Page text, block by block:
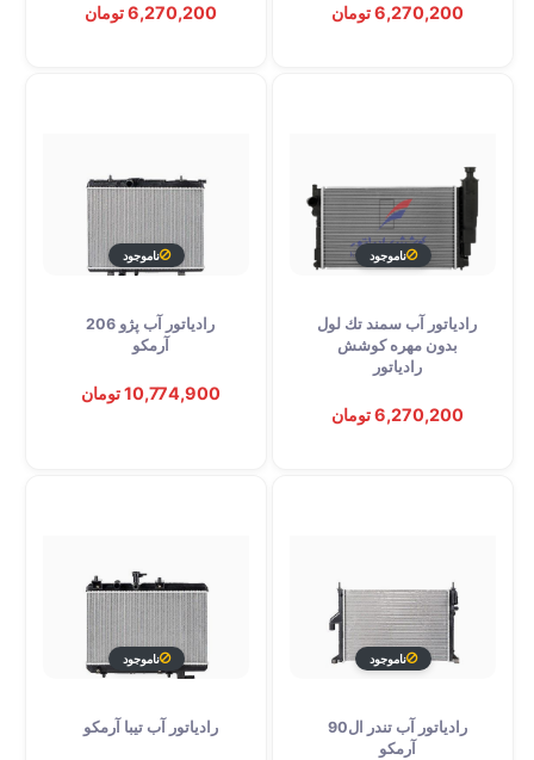
6,270,200 تومان 6,270,200 تومان
توقف عرضه
ناموجود
رادیاتور آب سمند تك لول
بدون مهره کوشش
رادیاتور
6,270,200 تومان
توقف عرضه
ناموجود
رادیاتور آب پژو 206
آرمکو
10,774,900 تومان
توقف عرضه
ناموجود
رادیاتور آب تندر ال90
آرمکو
توقف عرضه
ناموجود
رادیاتور آب تیبا آرمکو